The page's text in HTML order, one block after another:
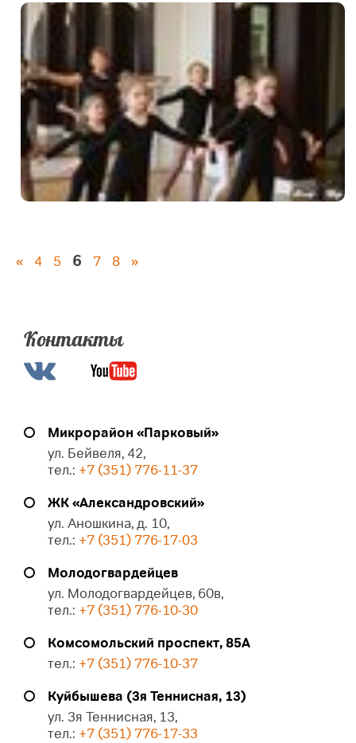
« 4 5 6 7 8 »
Контакты
Микрорайон «Парковый»
ул. Бейвеля, 42,
тел.: +7 (351) 776-11-37
ЖК «Александровский»
ул. Аношкина, д. 10,
тел.: +7 (351) 776-17-03
Молодогвардейцев
ул. Молодогвардейцев, 60в,
тел.: +7 (351) 776-10-30
Комсомольский проспект, 85А
тел.: +7 (351) 776-10-37
Куйбышева (3я Теннисная, 13)
ул. 3я Теннисная, 13,
тел.: +7 (351) 776-17-33